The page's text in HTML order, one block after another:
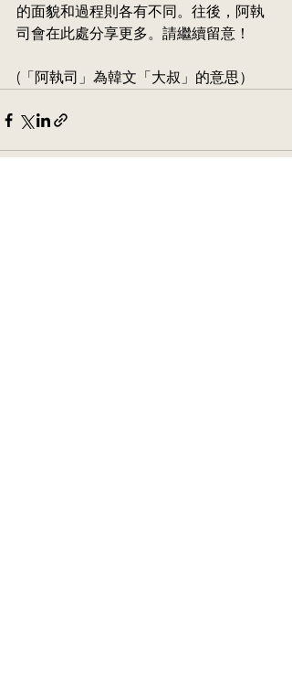
的面貌和過程則各有不同。往後，阿執
司會在此處分享更多。請繼續留意！
(「阿執司」為韓文「大叔」的意思）